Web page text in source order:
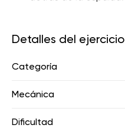
Detalles del ejercicio
Categoría
Mecánica
Dificultad